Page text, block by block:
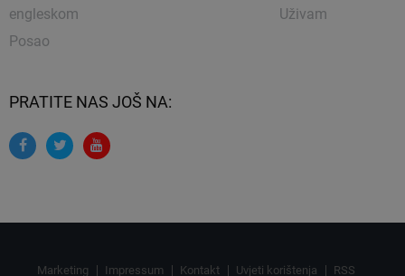
engleskom
Posao
Uživam
PRATITE NAS JOŠ NA:
Marketing Impressum Kontakt Uvjeti korištenja RSS